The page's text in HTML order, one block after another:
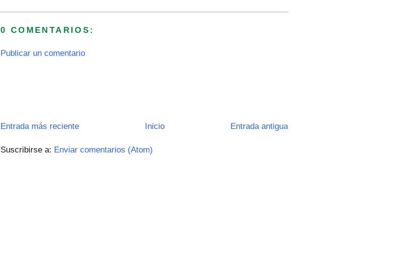
0 COMENTARIOS:
Publicar un comentario
Entrada más reciente Entrada antigua
Inicio
Suscribirse a: Enviar comentarios (Atom)